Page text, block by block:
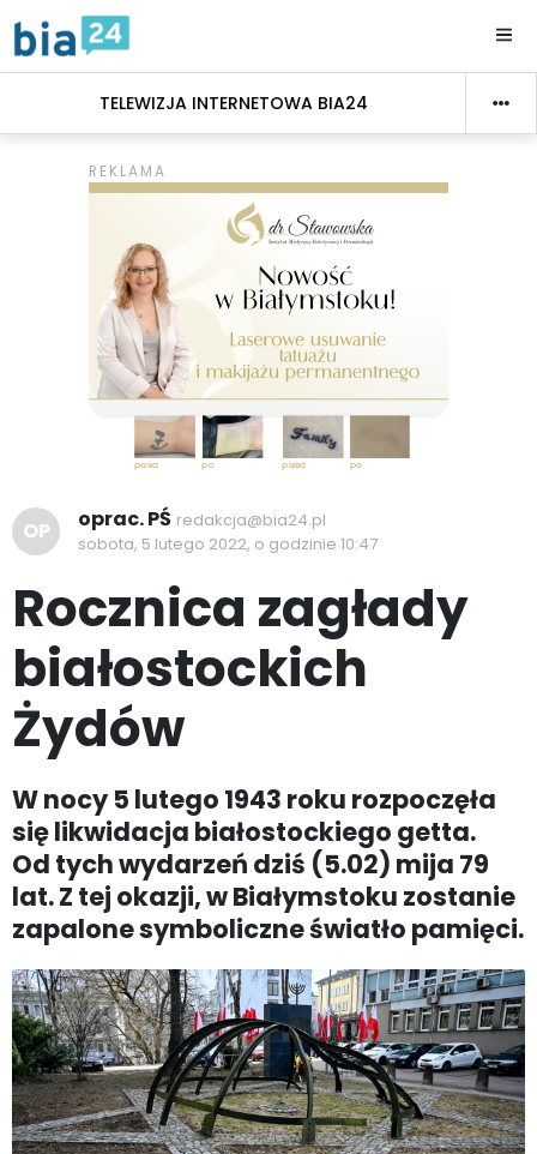
TELEWIZJA INTERNETOWA BIA24
OP oprac. PŚ redakcja@bia24.pl
sobota, 5 lutego 2022, o godzinie 10:47
Rocznica zagłady
białostockich
Żydów
W nocy 5 lutego 1943 roku rozpoczęła
się likwidacja białostockiego getta.
Od tych wydarzeń dziś (5.02) mija 79
lat. Z tej okazji, w Białymstoku zostanie
zapalone symboliczne światło pamięci.